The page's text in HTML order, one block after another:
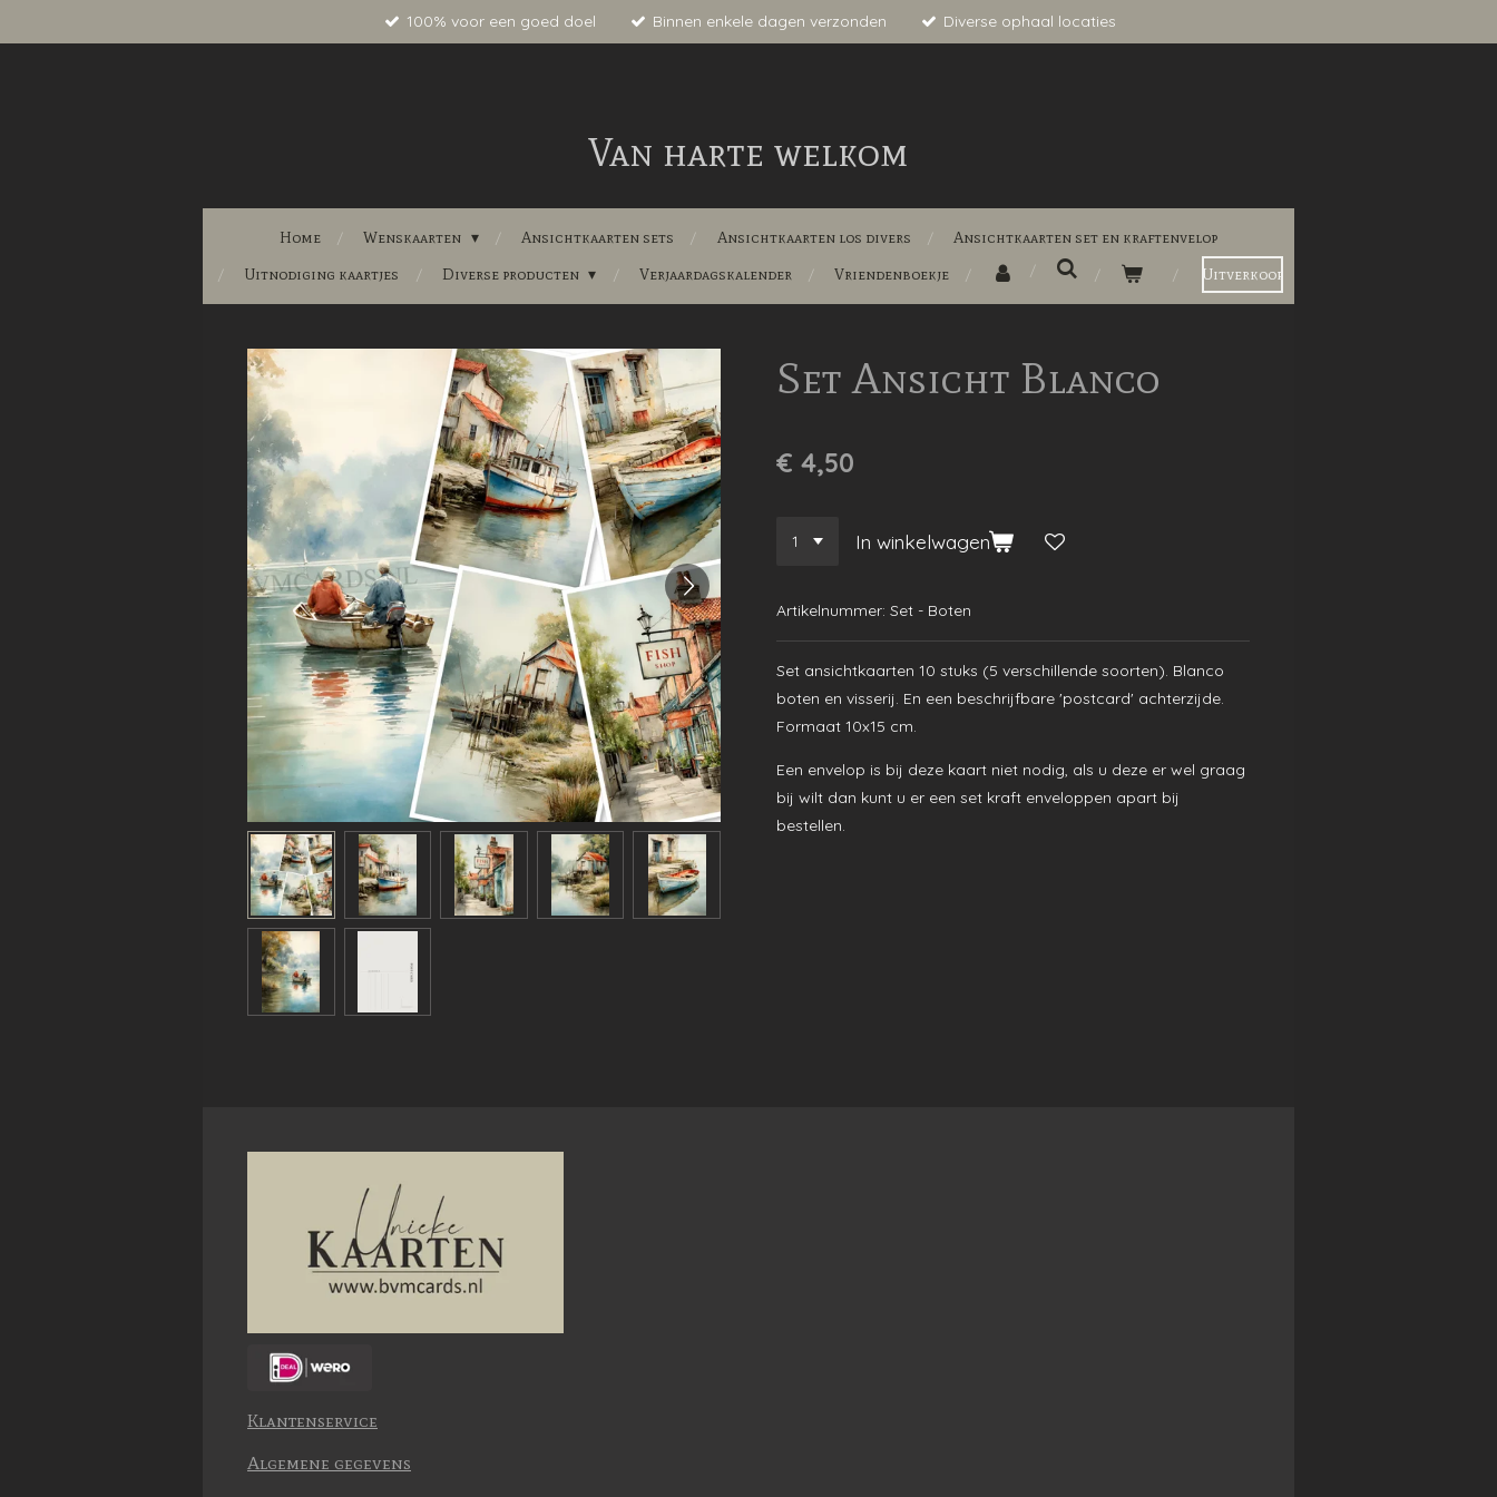
100% voor een goed doel Binnen enkele dagen verzonden Diverse ophaal locaties
Van harte welkom
Home Wenskaarten Ansichtkaarten sets Ansichtkaarten los divers
Ansichtkaarten set en kraftenvelop
Uitnodiging kaartjes
Diverse producten Verjaardagskalender Vriendenboekje Uitverkoop
Set Ansicht Blanco
€ 4,50
In winkelwagen
Artikelnummer: Set - Boten
Set ansichtkaarten 10 stuks (5 verschillende soorten). Blanco
boten en visserij. En een beschrijfbare 'postcard' achterzijde.
Formaat 10x15 cm.
Een envelop is bij deze kaart niet nodig, als u deze er wel graag
bij wilt dan kunt u er een set kraft enveloppen apart bij
bestellen.
Klantenservice
Algemene gegevens